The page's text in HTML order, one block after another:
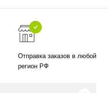
Отправка заказов в любой
регион РФ